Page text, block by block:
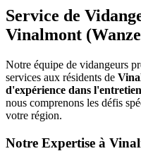
Service de
Vinalmont
Notre équipe de vidangeurs
services aux résidents de
d'expérience dans
nous comprenons les défis
votre région.
Notre Expertise à